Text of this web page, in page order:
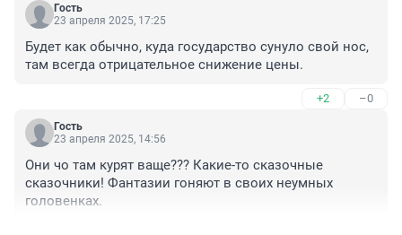
Гость
23 апреля 2025, 17:25
Будет как обычно, куда государство сунуло свой нос,
там всегда отрицательное снижение цены.
+2 –0
Гость
23 апреля 2025, 14:56
Они чо там курят ваще??? Какие-то сказочные
сказочники! Фантазии гоняют в своих неумных
головенках.